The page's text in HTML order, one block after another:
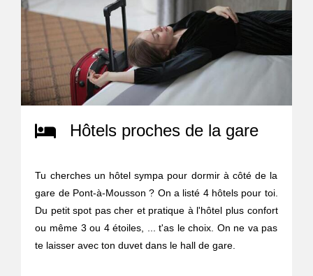
Hôtels proches de la gare
Tu cherches un hôtel sympa pour dormir à côté de la
gare de Pont-à-Mousson ? On a listé 4 hôtels pour toi.
Du petit spot pas cher et pratique à l'hôtel plus confort
ou même 3 ou 4 étoiles, ... t'as le choix. On ne va pas
te laisser avec ton duvet dans le hall de gare.